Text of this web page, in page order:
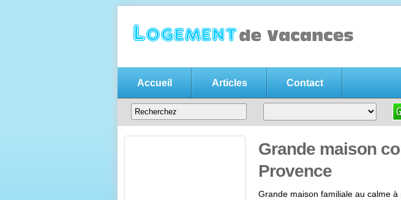
Annonce location vacances gratuite
Votreannonce de location de vacances gratuite , n'hésitez pas
entre particuliers
Accueil Articles Contact
Grande maison
Provence
Grande maison familiale au calme à